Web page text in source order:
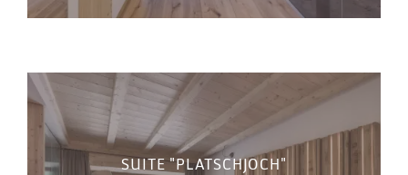
SUITE "PLATSCHJOCH"